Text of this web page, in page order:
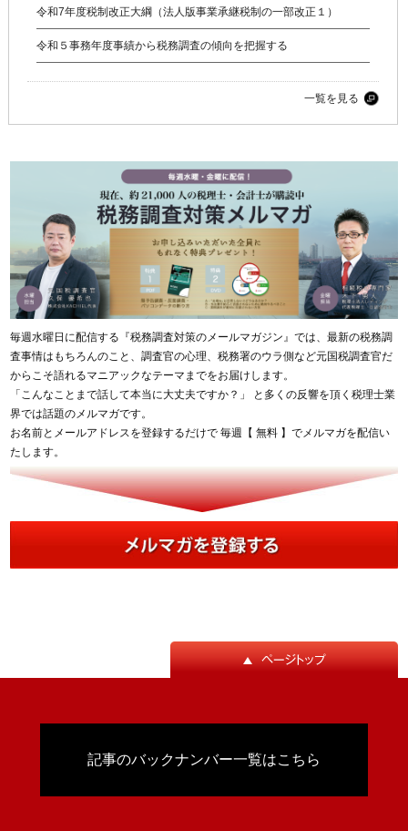
令和7年度税制改正大綱（法人版事業承継税制の一部改正１）
令和５事務年度事績から税務調査の傾向を把握する
一覧を見る
毎週水曜日に配信する『税務調査対策のメールマガジン』では、最新の税務調
査事情はもちろんのこと、調査官の心理、税務署のウラ側など元国税調査官だ
からこそ語れるマニアックなテーマまでをお届けします。
「こんなことまで話して本当に大丈夫ですか？」 と多くの反響を頂く税理士業
界では話題のメルマガです。
お名前とメールアドレスを登録するだけで 毎週【 無料 】でメルマガを配信い
たします。
記事のバックナンバー一覧はこちら